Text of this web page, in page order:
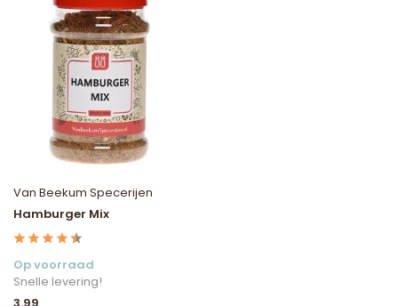
Van Beekum Specerijen
Hamburger Mix
Op voorraad
Snelle levering!